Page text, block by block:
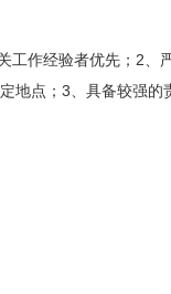
工作经验者优先；2
点；3、具备较强